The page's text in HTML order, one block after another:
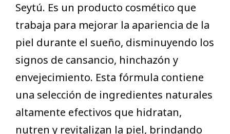
Seytú. Es un producto cosmético que
trabaja para mejorar la apariencia de la
piel durante el sueño, disminuyendo los
signos de cansancio, hinchazón y
envejecimiento. Esta fórmula contiene
una selección de ingredientes naturales
altamente efectivos que hidratan,
nutren y revitalizan la piel, brindando